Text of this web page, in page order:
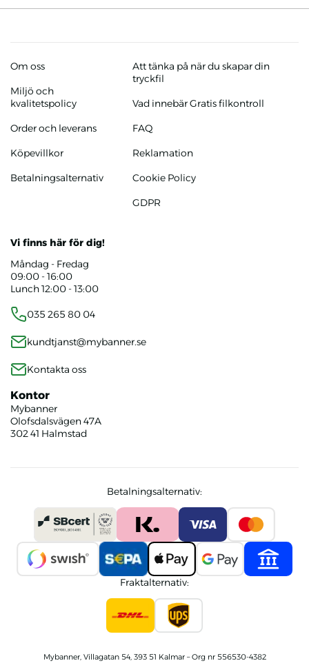
Om oss
Miljö och
kvalitetspolicy
Order och leverans
Köpevillkor
Betalningsalternativ
Att tänka på när du skapar din
tryckfil
Vad innebär Gratis filkontroll
FAQ
Reklamation
Cookie Policy
GDPR
Vi finns här för dig!
Måndag - Fredag
09:00 - 16:00
Lunch 12:00 - 13:00
035 265 80 04
kundtjanst@mybanner.se
Kontakta oss
Kontor
Mybanner
Olofsdalsvägen 47A
302 41 Halmstad
Betalningsalternativ:
Fraktalternativ:
Mybanner, Villagatan 54, 393 51 Kalmar – Org nr 556530-4382